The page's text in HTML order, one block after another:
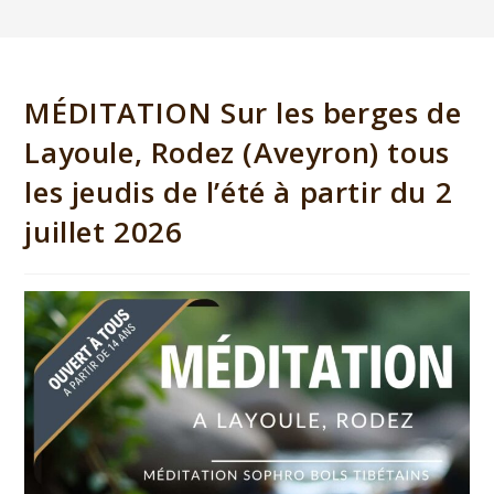
MÉDITATION Sur les berges de
Layoule, Rodez (Aveyron) tous
les jeudis de l’été à partir du 2
juillet 2026